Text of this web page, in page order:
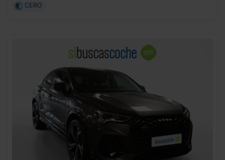
CERO